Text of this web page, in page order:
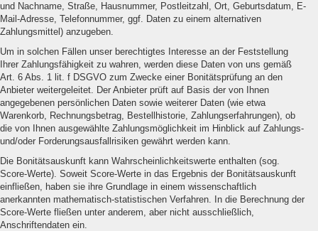
und Nachname, Straße, Hausnummer, Postleitzahl, Ort, Geburtsdatum, E-
Mail-Adresse, Telefonnummer, ggf. Daten zu einem alternativen
Zahlungsmittel) anzugeben.
Um in solchen Fällen unser berechtigtes Interesse an der Feststellung
Ihrer Zahlungsfähigkeit zu wahren, werden diese Daten von uns gemäß
Art. 6 Abs. 1 lit. f DSGVO zum Zwecke einer Bonitätsprüfung an den
Anbieter weitergeleitet. Der Anbieter prüft auf Basis der von Ihnen
angegebenen persönlichen Daten sowie weiterer Daten (wie etwa
Warenkorb, Rechnungsbetrag, Bestellhistorie, Zahlungserfahrungen), ob
die von Ihnen ausgewählte Zahlungsmöglichkeit im Hinblick auf Zahlungs-
und/oder Forderungsausfallrisiken gewährt werden kann.
Die Bonitätsauskunft kann Wahrscheinlichkeitswerte enthalten (sog.
Score-Werte). Soweit Score-Werte in das Ergebnis der Bonitätsauskunft
einfließen, haben sie ihre Grundlage in einem wissenschaftlich
anerkannten mathematisch-statistischen Verfahren. In die Berechnung der
Score-Werte fließen unter anderem, aber nicht ausschließlich,
Anschriftendaten ein.